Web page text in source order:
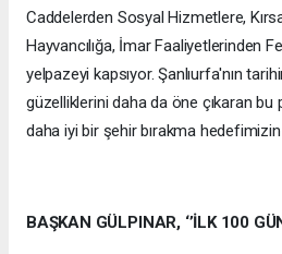
Caddelerden Sosyal Hizmetlere,
Hayvancılığa, İmar Faaliyetlerinden
yelpazeyi kapsıyor. Şanlıurfa'nın
güzelliklerini daha da öne çıkaran bu
daha iyi bir şehir bırakma hedefimizin
BAŞKAN GÜLPINAR, ‘’İLK 100